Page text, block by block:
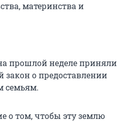
материнства и
прошлой неделе приняли
закон о предоставлении
семьям.
том, чтобы эту землю